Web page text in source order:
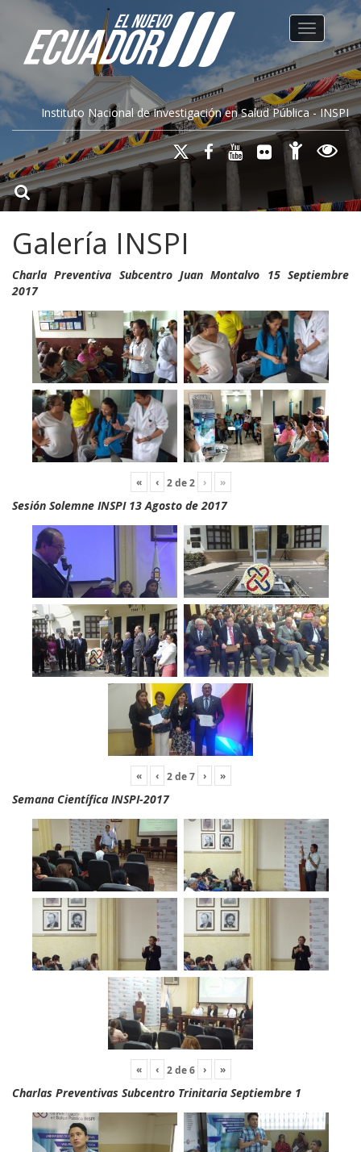
Instituto Nacional de Investigación en Salud Pública - INSPI
Toggle
Galería INSPI
Charla Preventiva Subcentro Juan Montalvo 15 Septiembre
2017
« ‹ 2de2 › »
Sesión Solemne INSPI 13 Agosto de 2017
« ‹ 2de7 › »
Semana Científica INSPI-2017
« ‹ 2de6 › »
Charlas Preventivas Subcentro Trinitaria Septiembre 1